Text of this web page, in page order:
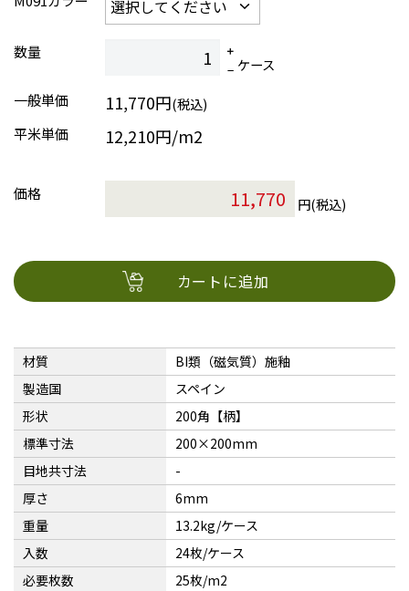
数量
ケース
一般単価
11,770円(税込)
平米単価
12,210円/m2
価格
円(税込)
カートに追加
材質
BI類（磁気質）施釉
製造国
スペイン
形状
200角【柄】
標準寸法
200×200mm
目地共寸法
-
厚さ
6mm
重量
13.2kg/ケース
入数
24枚/ケース
必要枚数
25枚/m2